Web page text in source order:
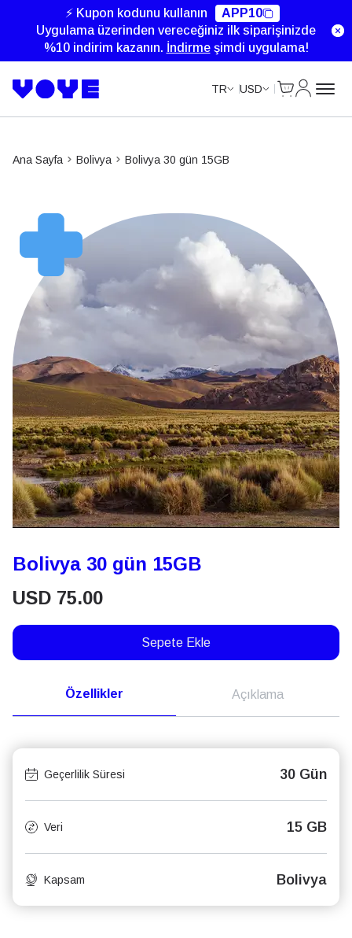
⚡ Kupon kodunu kullanın
APP10
Uygulama üzerinden vereceğiniz ilk siparişinizde
%10 indirim kazanın. İndirmeşimdi uygulama!
TR USD
Ana Sayfa Bolivya Bolivya 30 gün 15GB
Bolivya 30 gün 15GB
USD 75.00
Sepete Ekle
Özellikler Açıklama
Geçerlilik Süresi 30 Gün
Veri 15 GB
Kapsam Bolivya